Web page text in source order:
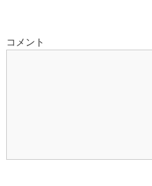
ー
コメント